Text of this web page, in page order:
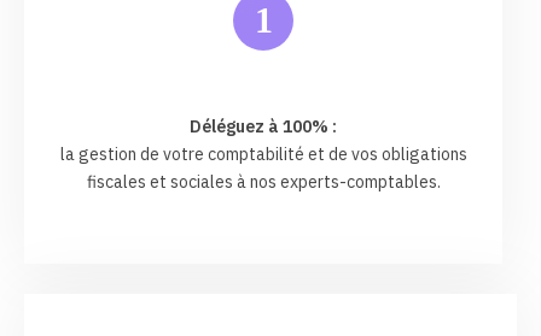
1
Déléguez à 100% :
la gestion de votre comptabilité et de vos obligations
fiscales et sociales à nos experts-comptables.